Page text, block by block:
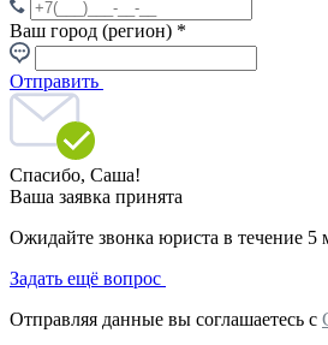
Ваш город (регион) *
Отправить
Спасибо, Саша!
Ваша заявка принята
Ожидайте звонка юриста в течение 5
Задать ещё вопрос
Отправляя данные вы соглашаетесь с